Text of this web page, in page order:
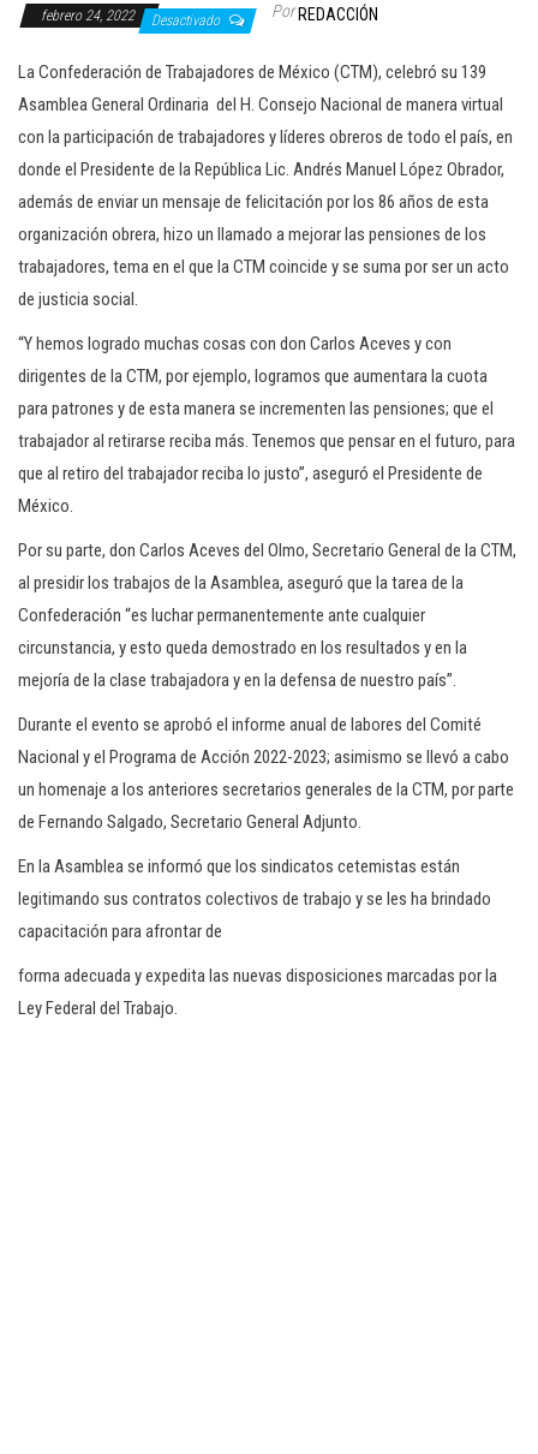
febrero 24, 2022 Desactivado Por REDACCIÓN
La Confederación de Trabajadores de México (CTM), celebró su 139
Asamblea General Ordinaria del H. Consejo Nacional de manera virtual
con la participación de trabajadores y líderes obreros de todo el país, en
donde el Presidente de la República Lic. Andrés Manuel López Obrador,
además de enviar un mensaje de felicitación por los 86 años de esta
organización obrera, hizo un llamado a mejorar las pensiones de los
trabajadores, tema en el que la CTM coincide y se suma por ser un acto
de justicia social.
“Y hemos logrado muchas cosas con don Carlos Aceves y con
dirigentes de la CTM, por ejemplo, logramos que aumentara la cuota
para patrones y de esta manera se incrementen las pensiones; que el
trabajador al retirarse reciba más. Tenemos que pensar en el futuro, para
que al retiro del trabajador reciba lo justo”, aseguró el Presidente de
México.
Por su parte, don Carlos Aceves del Olmo, Secretario General de la CTM,
al presidir los trabajos de la Asamblea, aseguró que la tarea de la
Confederación “es luchar permanentemente ante cualquier
circunstancia, y esto queda demostrado en los resultados y en la
mejoría de la clase trabajadora y en la defensa de nuestro país”.
Durante el evento se aprobó el informe anual de labores del Comité
Nacional y el Programa de Acción 2022-2023; asimismo se llevó a cabo
un homenaje a los anteriores secretarios generales de la CTM, por parte
de Fernando Salgado, Secretario General Adjunto.
En la Asamblea se informó que los sindicatos cetemistas están
legitimando sus contratos colectivos de trabajo y se les ha brindado
capacitación para afrontar de
forma adecuada y expedita las nuevas disposiciones marcadas por la
Ley Federal del Trabajo.